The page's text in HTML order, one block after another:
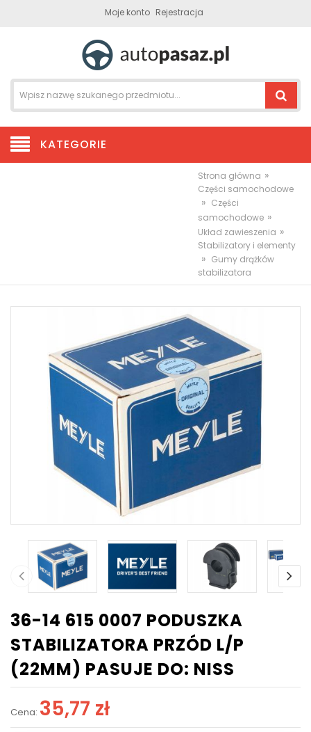
Moje konto Rejestracja
KATEGORIE
Strona główna »
Części samochodowe
» Części
samochodowe »
Układ zawieszenia »
Stabilizatory i elementy
» Gumy drążków
stabilizatora
36-14 615 0007 PODUSZKA
STABILIZATORA PRZÓD L/P
(22MM) PASUJE DO: NISS
Cena: 35,77 zł